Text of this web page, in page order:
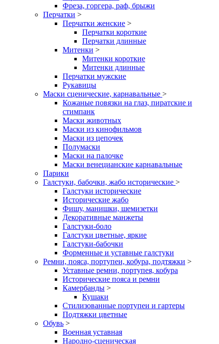
Фреза, горгера, раф, брыжи
Перчатки >
Перчатки женские >
Перчатки короткие
Перчатки длинные
Митенки >
Митенки короткие
Митенки длинные
Перчатки мужские
Рукавицы
Маски сценические, карнавальные >
Кожаные повязки на глаз, пиратские и
стимпанк
Маски животных
Маски из кинофильмов
Маски из цепочек
Полумаски
Маски на палочке
Маски венецианские карнавальные
Парики
Галстуки, бабочки, жабо исторические >
Галстуки исторические
Исторические жабо
Фишу, манишки, шемизетки
Декоративные манжеты
Галстуки-боло
Галстуки цветные, яркие
Галстуки-бабочки
Форменные и уставные галстуки
Ремни, пояса, портупеи, кобура, подтяжки >
Уставные ремни, портупея, кобура
Исторические пояса и ремни
Камербанды >
Кушаки
Стилизованные портупеи и гартеры
Подтяжки цветные
Обувь >
Военная уставная
Народно-сценическая